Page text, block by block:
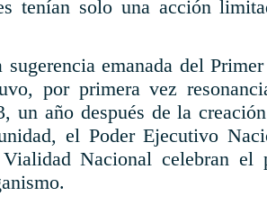
tenían solo una acción
emanada del
por primera vez
un año después de la
el Poder Ejecutivo
Vialidad Nacional celebran el